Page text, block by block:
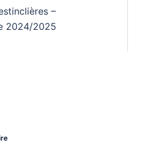
–
2024/2025